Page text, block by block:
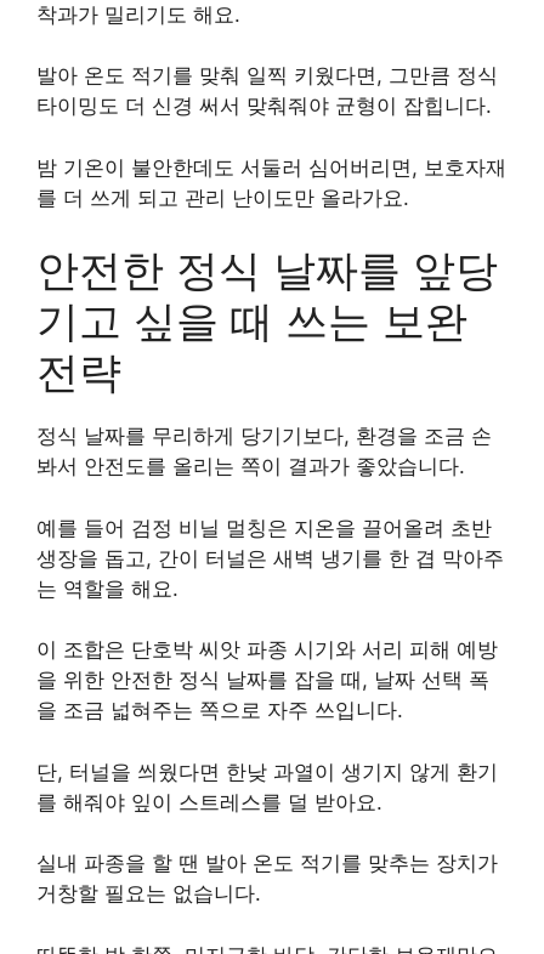
착과가 밀리기도 해요.
발아 온도 적기를 맞춰 일찍 키웠다면, 그만큼 정식
타이밍도 더 신경 써서 맞춰줘야 균형이 잡힙니다.
밤 기온이 불안한데도 서둘러 심어버리면, 보호자재
를 더 쓰게 되고 관리 난이도만 올라가요.
안전한 정식 날짜를 앞당
기고 싶을 때 쓰는 보완
전략
정식 날짜를 무리하게 당기기보다, 환경을 조금 손
봐서 안전도를 올리는 쪽이 결과가 좋았습니다.
예를 들어 검정 비닐 멀칭은 지온을 끌어올려 초반
생장을 돕고, 간이 터널은 새벽 냉기를 한 겹 막아주
는 역할을 해요.
이 조합은 단호박 씨앗 파종 시기와 서리 피해 예방
을 위한 안전한 정식 날짜를 잡을 때, 날짜 선택 폭
을 조금 넓혀주는 쪽으로 자주 쓰입니다.
단, 터널을 씌웠다면 한낮 과열이 생기지 않게 환기
를 해줘야 잎이 스트레스를 덜 받아요.
실내 파종을 할 땐 발아 온도 적기를 맞추는 장치가
거창할 필요는 없습니다.